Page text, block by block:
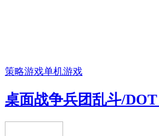
策略游戏单机游戏
桌面战争兵团乱斗/DOT